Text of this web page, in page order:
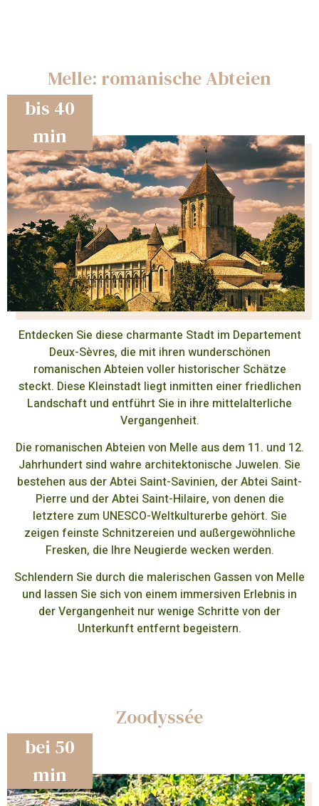
Melle: romanische Abteien
bis 40
min
Entdecken Sie diese charmante Stadt im Departement
Deux-Sèvres, die mit ihren wunderschönen
romanischen Abteien voller historischer Schätze
steckt. Diese Kleinstadt liegt inmitten einer friedlichen
Landschaft und entführt Sie in ihre mittelalterliche
Vergangenheit.
Die romanischen Abteien von Melle aus dem 11. und 12.
Jahrhundert sind wahre architektonische Juwelen. Sie
bestehen aus der Abtei Saint-Savinien, der Abtei Saint-
Pierre und der Abtei Saint-Hilaire, von denen die
letztere zum UNESCO-Weltkulturerbe gehört. Sie
zeigen feinste Schnitzereien und außergewöhnliche
Fresken, die Ihre Neugierde wecken werden.
Schlendern Sie durch die malerischen Gassen von Melle
und lassen Sie sich von einem immersiven Erlebnis in
der Vergangenheit nur wenige Schritte von der
Unterkunft entfernt begeistern.
Zoodyssée
bei 50
min